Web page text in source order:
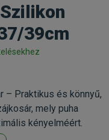
39cm
– Praktikus és könnyű,
mely puha
kényelméért.